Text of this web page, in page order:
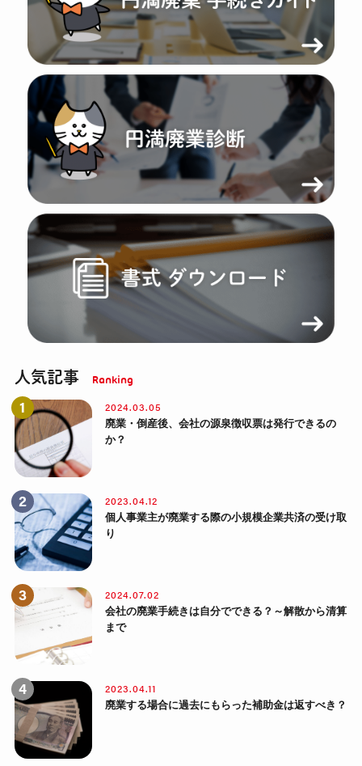
人気記事
廃業・倒産後、会社の源泉徴収票は発行できるの
か？
2024.03.05
個人事業主が廃業する際の小規模企業共済の受け取
り
2023.04.12
会社の廃業手続きは自分でできる？～解散から清算
まで
2024.07.02
廃業する場合に過去にもらった補助金は返すべき？
2023.04.11